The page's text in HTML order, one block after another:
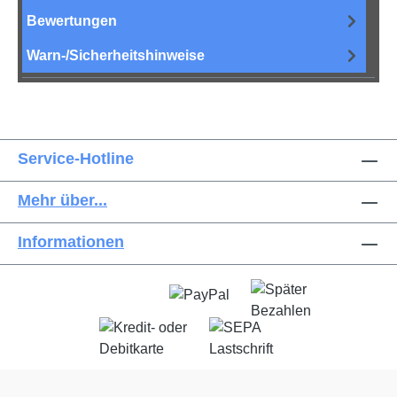
Bewertungen
Warn-/Sicherheitshinweise
Service-Hotline
Mehr über...
Informationen